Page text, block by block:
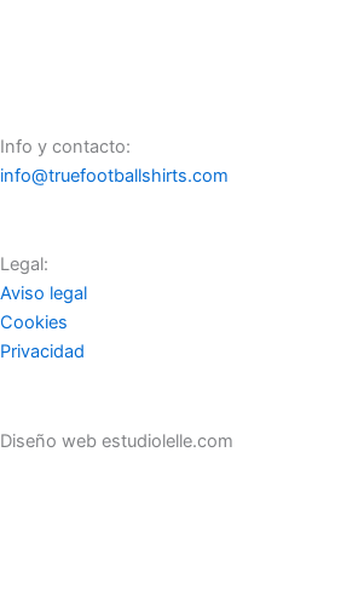
Info y contacto:
info@truefootballshirts.com
Legal:
Aviso legal
Cookies
Privacidad
Diseño web estudiolelle.com